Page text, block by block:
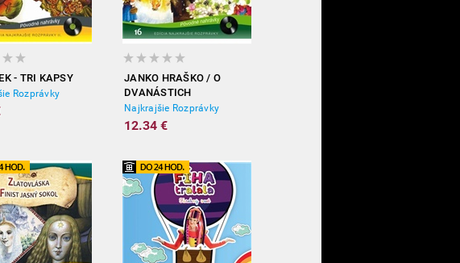
- TRI KAPSY
Rozprávky
JANKO HRAŠKO / O
DVANÁSTICH
MESIACOCH
Najkrajšie Rozprávky
12.34 €